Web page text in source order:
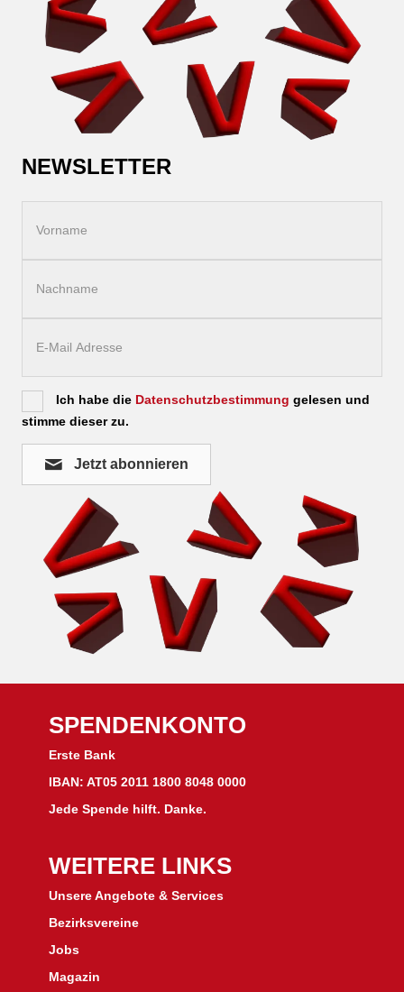
NEWSLETTER
Ich habe die Datenschutzbestimmung gelesen und
stimme dieser zu.
Jetzt abonnieren
SPENDENKONTO
Erste Bank
IBAN: AT05 2011 1800 8048 0000
Jede Spende hilft. Danke.
WEITERE LINKS
Unsere Angebote & Services
Bezirksvereine
Jobs
Magazin